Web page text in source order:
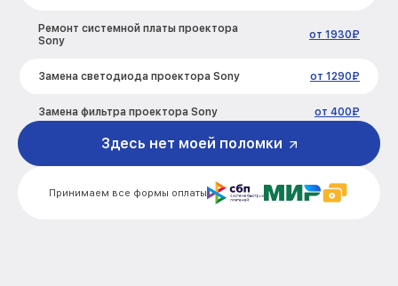
Ремонт системной платы проектора
Sony
от 1930₽
Замена светодиода проектора Sony от 1290₽
Замена фильтра проектора Sony от 400₽
Замена линзы проектора Sony
Замена блока розжига проектора Sony от 1870₽
Принимаем все формы оплаты
Здесь нет моей поломки